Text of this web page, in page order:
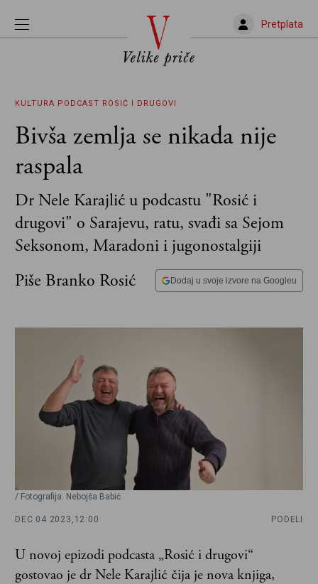
Pretplata
KULTURA PODCAST ROSIĆ I DRUGOVI
Bivša zemlja se nikada nije
raspala
Dr Nele Karajlić u podcastu "Rosić i
drugovi" o Sarajevu, ratu, svađi sa Sejom
Seksonom, Maradoni i jugonostalgiji
Piše Branko Rosić
Dodaj u svoje izvore na Googleu
/ Fotografija: Nebojša Babić
DEC 04 2023, 12:00 PODELI
U novoj epizodi podcasta „Rosić i drugovi“
gostovao je dr Nele Karajlić čija je nova knjiga,